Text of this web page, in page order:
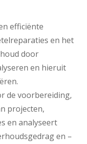
efficiënte
en het
door
en hieruit
de voorbereiding,
projecten,
en analyseert
en –